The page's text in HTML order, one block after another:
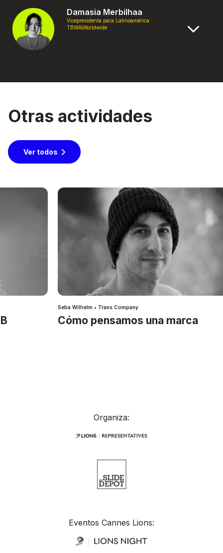
Damasia Merbilhaa
Vicepresidenta para Latinoamérica
TBWA\Worldwide
Otras actividades
Ver todos
Seba Wilhelm • Trans Company
Cómo pensamos una marca
Organiza:
Eventos Cannes Lions: